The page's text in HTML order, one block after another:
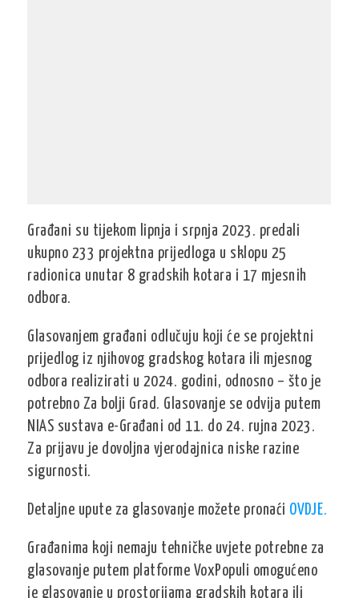
Građani su tijekom lipnja i srpnja 2023. predali
ukupno 233 projektna prijedloga u sklopu 25
radionica unutar 8 gradskih kotara i 17 mjesnih
odbora.
Glasovanjem građani odlučuju koji će se projektni
prijedlog iz njihovog gradskog kotara ili mjesnog
odbora realizirati u 2024. godini, odnosno – što je
potrebno Za bolji Grad. Glasovanje se odvija putem
NIAS sustava e-Građani od 11. do 24. rujna 2023.
Za prijavu je dovoljna vjerodajnica niske razine
sigurnosti.
Detaljne upute za glasovanje možete pronaći OVDJE.
Građanima koji nemaju tehničke uvjete potrebne za
glasovanje putem platforme VoxPopuli omogućeno
je glasovanje u prostorijama gradskih kotara ili